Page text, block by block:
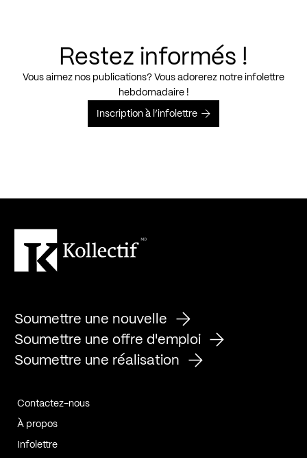
Restez informés !
Vous aimez nos publications? Vous adorerez notre infolettre
hebdomadaire !
Inscription à l’infolettre
Soumettre une nouvelle
Soumettre une offre d'emploi
Soumettre une réalisation
Contactez-nous
À propos
Infolettre